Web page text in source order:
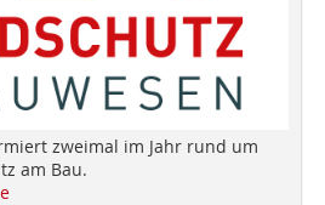
zweimal im Jahr rund um
am Bau.